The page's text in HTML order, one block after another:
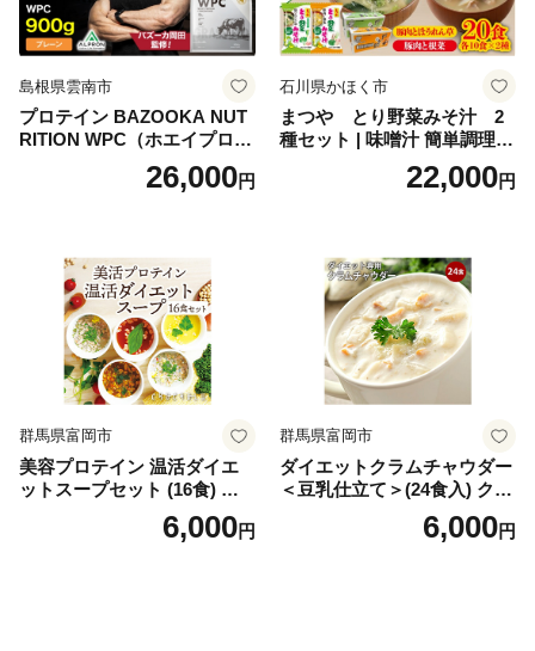
不要 おせち料理2027
島根県雲南市
プロテイン BAZOOKA NUT
RITION WPC（ホエイプロテ
イン）＜プレーン＞ 900g｜
バズーカ岡田監修・植物由来
ロン [AIEN005]
26,000円
石川県かほく市
まつや とり野菜みそ汁 2
種セット | 味噌汁 簡単調理
お味噌 おみそ みそ とり野菜
時短料理 時短ごはん ご当地
22,000円
群馬県富岡市
美容プロテイン 温活ダイエ
ットスープセット (16食) 小
分け スープ 食べ比べ セット
詰合せ クラムチャウダー チ
6,000円
群馬県富岡市
ダイエットクラムチャウダー
＜豆乳仕立て＞(24食入) クラ
ムチャウダー 豆乳 ダイエッ
ト スープ プロテイン たんぱ
6,000円